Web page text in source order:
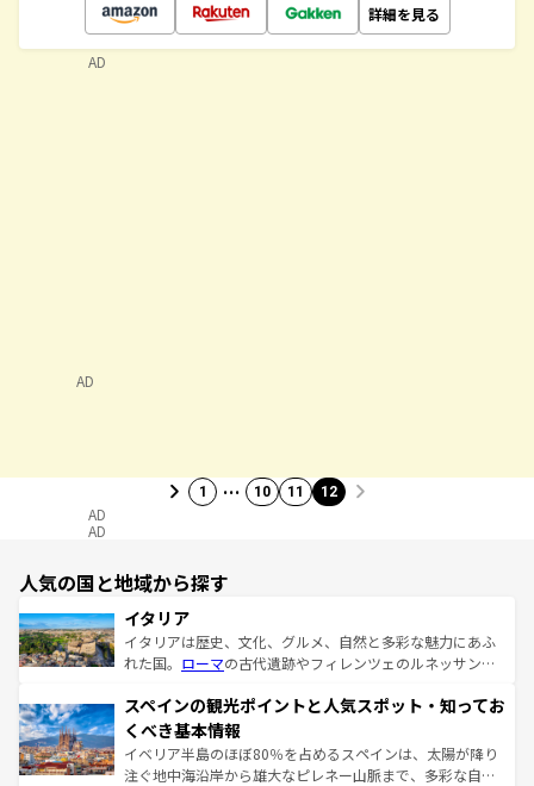
詳細を見る
AD
1 … 10 11 12
AD
AD
人気の国と地域から探す
イタリア
イタリアは歴史、文化、グルメ、自然と多彩な魅力にあふ
れた国。 ローマの古代遺跡やフィレンツェのルネッサンス
ろん、トスカーナの美しい田園風景やアマルフィ海岸の絶
景など、自然景観も見逃せない。観光の合間には、本場の
ピザやパスタなど、絶品のイタリア料理を堪能することも
できる。朝目覚めてから夜眠るまで、すべての瞬間を楽し
スペインの観光ポイントと人気スポット・知ってお
くべき基本情報
イベリア半島のほぼ80％を占めるスペインは、太陽が降り
注ぐ地中海沿岸から雄大なピレネー山脈まで、多彩な自然
AD